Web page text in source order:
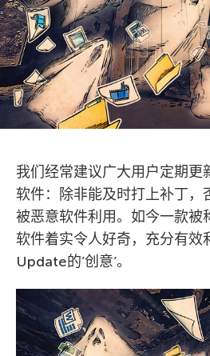
我们经常建议广大用户定期更
软件：除非能及时打上补丁，
被恶意软件利用。如今一款被
软件着实令人好奇，充分有
Update的’创意’。